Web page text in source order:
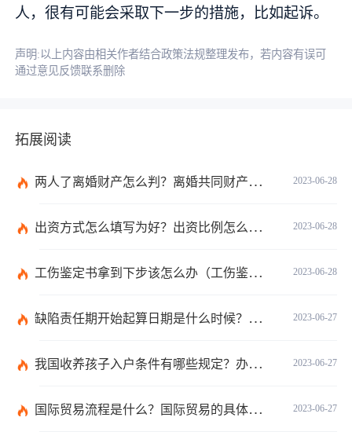
人，很有可能会采取下一步的措施，比如起诉。
声明:以上内容由相关作者结合政策法规整理发布，若内容有误可
通过意见反馈联系删除
拓展阅读
2023-06-28
两人了离婚财产怎么判？离婚共同财产有哪些？_焦点快报
2023-06-28
出资方式怎么填写为好？出资比例怎么填写？
2023-06-28
工伤鉴定书拿到下步该怎么办（工伤鉴定后要是对伤残等级结论不服怎么办）
2023-06-27
缺陷责任期开始起算日期是什么时候？缺陷责任终止证书签发的必要条件是什么？
2023-06-27
我国收养孩子入户条件有哪些规定？办理收养登记的事实收养情况有几种？
2023-06-27
国际贸易流程是什么？国际贸易的具体流程的内容都有哪些？